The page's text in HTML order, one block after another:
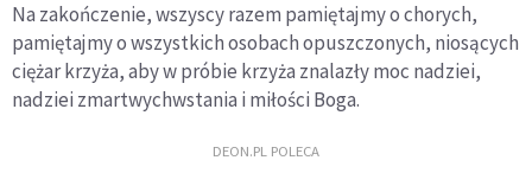
Na zakończenie, wszyscy razem pamiętajmy o chorych,
pamiętajmy o wszystkich osobach opuszczonych, niosących
ciężar krzyża, aby w próbie krzyża znalazły moc nadziei,
nadziei zmartwychwstania i miłości Boga.
DEON.PL POLECA